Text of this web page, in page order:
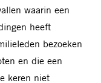
waarin een
heeft
bezoeken
en die een
keren niet